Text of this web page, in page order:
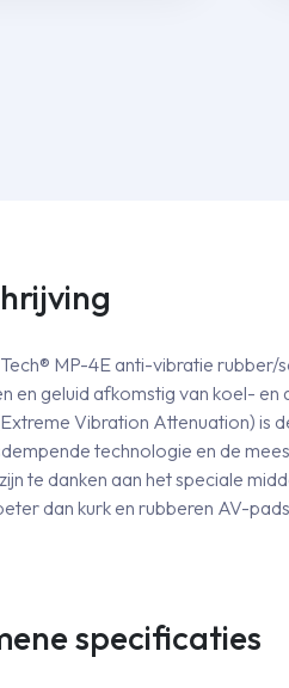
MP-4E anti-vibratie
en geluid afkomstig van koel-
Vibration Attenuation) is
technologie en de
te danken aan het speciale
dan kurk en rubberen AV-
specificaties